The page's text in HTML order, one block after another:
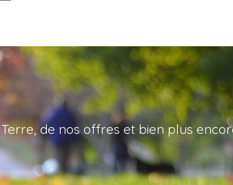
de nos offres et bien plus